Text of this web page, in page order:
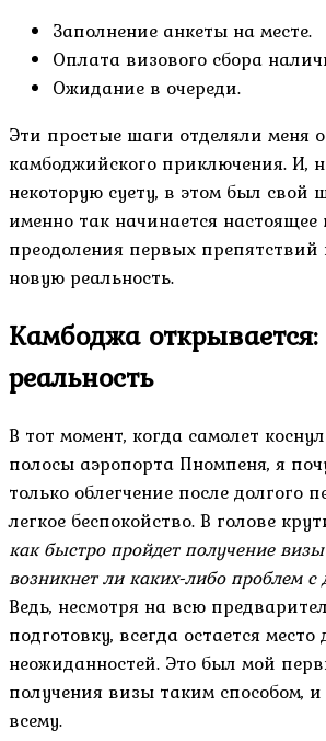
Заполнение анкеты на месте.
Оплата визового сбора
Ожидание в очереди.
Эти простые шаги отделяли меня
камбоджийского приключения. И,
некоторую суету, в этом был свой
именно так начинается
преодоления первых
новую реальность.
Камбоджа
реальность
В тот момент, когда самолет
полосы аэропорта Пномпеня, я
только облегчение после долгого
легкое беспокойство. В голове
как быстро пройдет получение
возникнет ли каких-либо проблем с
Ведь, несмотря на всю
подготовку, всегда остается место
неожиданностей. Это был мой
получения визы таким способом,
всему.